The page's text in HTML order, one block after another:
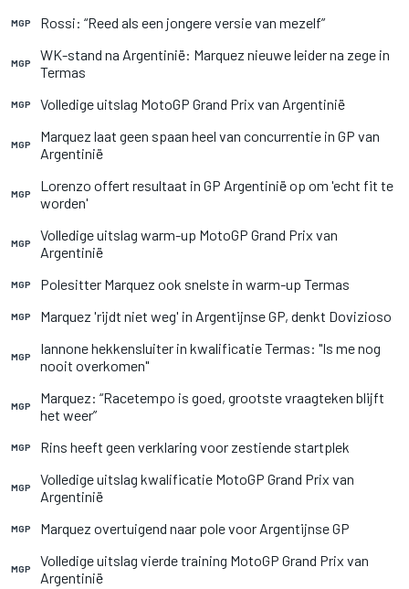
MGP Rossi: “Reed als een jongere versie van mezelf”
MGP
WK-stand na Argentinië: Marquez nieuwe leider na zege in
Termas
MGP Volledige uitslag MotoGP Grand Prix van Argentinië
MGP
Marquez laat geen spaan heel van concurrentie in GP van
Argentinië
MGP
Lorenzo offert resultaat in GP Argentinië op om 'echt fit te
worden'
MGP
Volledige uitslag warm-up MotoGP Grand Prix van
Argentinië
MGP Polesitter Marquez ook snelste in warm-up Termas
MGP Marquez 'rijdt niet weg' in Argentijnse GP, denkt Dovizioso
MGP
Iannone hekkensluiter in kwalificatie Termas: "Is me nog
nooit overkomen"
MGP
Marquez: “Racetempo is goed, grootste vraagteken blijft
het weer”
MGP Rins heeft geen verklaring voor zestiende startplek
MGP
Volledige uitslag kwalificatie MotoGP Grand Prix van
Argentinië
MGP Marquez overtuigend naar pole voor Argentijnse GP
MGP
Volledige uitslag vierde training MotoGP Grand Prix van
Argentinië